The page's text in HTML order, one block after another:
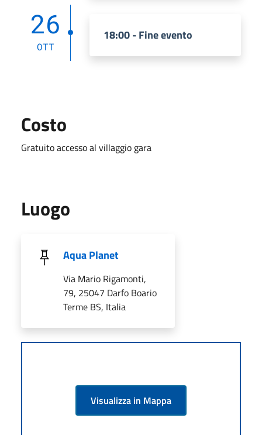
26
OTT
18:00 - Fine evento
Costo
Gratuito accesso al villaggio gara
Luogo
Aqua Planet
Via Mario Rigamonti,
79, 25047 Darfo Boario
Terme BS, Italia
Visualizza in Mappa